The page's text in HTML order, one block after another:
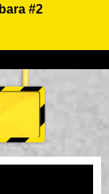
#2
Prijzen